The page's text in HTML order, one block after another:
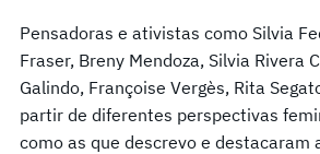
Pensadoras e ativistas como Silvia
Fraser, Breny Mendoza, Silvia Rivera
Galindo, Françoise Vergès, Rita
partir de diferentes perspectivas
como as que descrevo e destacaram